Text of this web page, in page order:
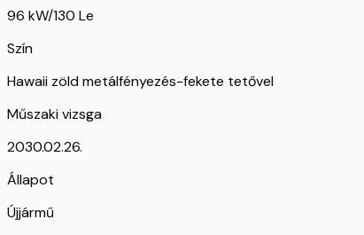
96 kW/130 Le
Szín
Hawaii zöld metálfényezés-fekete tetővel
Műszaki vizsga
2030.02.26.
Állapot
Újjármű